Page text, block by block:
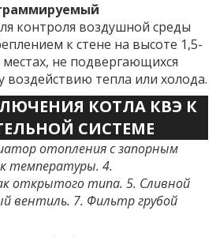
контроля воздушной среды
к стене на высоте 1,5-
не подвергающихся
воздействию тепла или холода.
КОТЛА КВЭ К
СИСТЕМЕ
отопления с запорным
температуры. 4.
открытого типа. 5. Сливной
вентиль. 7. Фильтр грубой